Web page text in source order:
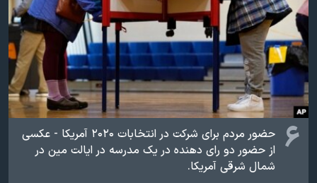
۶
حضور مردم برای شرکت در انتخابات ۲۰۲۰ آمریکا - عکسی
از حضور دو رای دهنده در یک مدرسه در ایالت مین در
شمال شرقی آمریکا.